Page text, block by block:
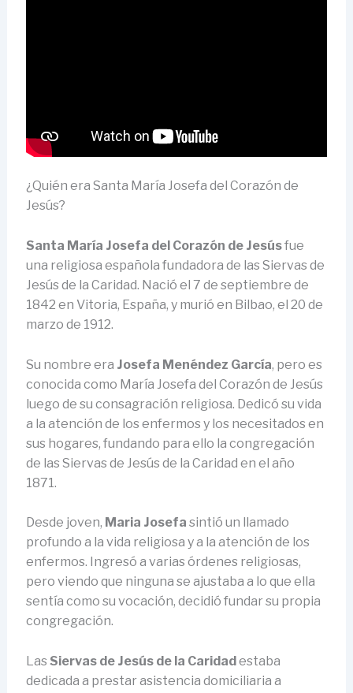
¿Quién era Santa María Josefa del Corazón de
Jesús?
Santa María Josefa del Corazón de Jesúsfue
una religiosa española fundadora de las Siervas de
Jesús de la Caridad. Nació el 7 de septiembre de
1842 en Vitoria, España, y murió en Bilbao, el 20 de
marzo de 1912.
Su nombre era Josefa Menéndez García, pero es
conocida como María Josefa del Corazón de Jesús
luego de su consagración religiosa. Dedicó su vida
a la atención de los enfermos y los necesitados en
sus hogares, fundando para ello la congregación
de las Siervas de Jesús de la Caridad en el año
1871.
Desde joven, Maria Josefa sintió un llamado
profundo a la vida religiosa y a la atención de los
enfermos. Ingresó a varias órdenes religiosas,
pero viendo que ninguna se ajustaba a lo que ella
sentía como su vocación, decidió fundar su propia
congregación.
Las Siervas de Jesús de la Caridadestaba
dedicada a prestar asistencia domiciliaria a